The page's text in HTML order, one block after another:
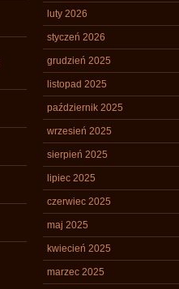
luty 2026
styczeń 2026
grudzień 2025
listopad 2025
październik 2025
wrzesień 2025
sierpień 2025
lipiec 2025
czerwiec 2025
maj 2025
kwiecień 2025
marzec 2025